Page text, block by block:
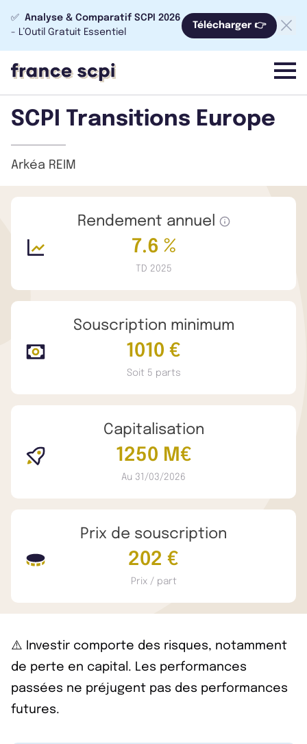
✅ Analyse & Comparatif SCPI 2026
- L’Outil Gratuit Essentiel
Télécharger 👉
menu
SCPI Transitions Europe
Arkéa REIM
Rendement annuel
7.6 %
TD 2025
Souscription minimum
1010 €
Soit 5 parts
Capitalisation
1250 M€
Au 31/03/2026
Prix de souscription
202 €
Prix / part
⚠️ Investir comporte des risques, notamment
de perte en capital. Les performances
passées ne préjugent pas des performances
futures.